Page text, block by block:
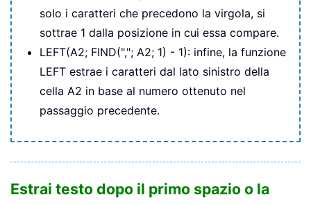
solo i caratteri che precedono la virgola, si
sottrae 1 dalla posizione in cui essa compare.
LEFT(A2; FIND(","; A2; 1) - 1): infine, la funzione
LEFT estrae i caratteri dal lato sinistro della
cella A2 in base al numero ottenuto nel
passaggio precedente.
Estrai testo dopo il primo spazio o la